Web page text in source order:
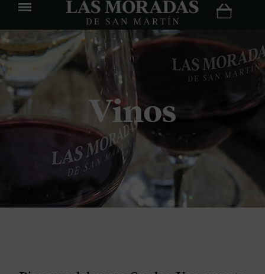
Vinos